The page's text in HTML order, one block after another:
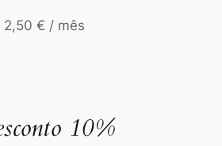
2,50 € / mês
10%